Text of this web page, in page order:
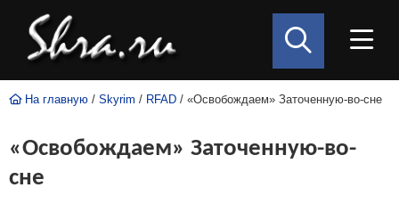
На главную / Skyrim / RFAD / «Освобождаем» Заточенную-во-снe
«Освобождаем» Заточенную-во-
снe